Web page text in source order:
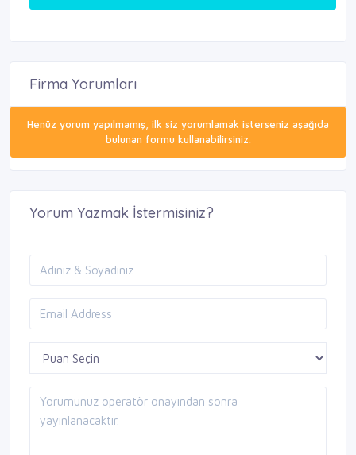
Firma Yorumları
Henüz yorum yapılmamış, ilk siz yorumlamak isterseniz aşağıda
bulunan formu kullanabilirsiniz.
Yorum Yazmak İstermisiniz?